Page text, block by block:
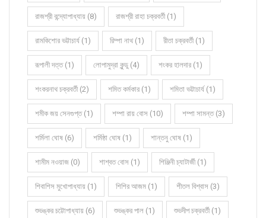
রাজশ্রী বন্দ্যোপাধ্যায় (8) রাজশ্রী রাহা চক্রবর্তী (1)
রামকিশোর ভট্টাচার্য (1) রিম্পা নাথ (1) রীতা চক্রবর্তী (1)
রূপালী দত্ত (1) লোপামুদ্রা কুন্ডু (4) শংকর হালদার (1)
শংকরনাথ চক্রবর্তী (2) শমিত কর্মকার (1) শমিতা ভট্টাচার্য (1)
শমীক জয় সেনগুপ্ত (1) শম্পা রায় বোস (10) শম্পা সামন্ত (3)
শর্মিলা ঘোষ (6) শর্মিষ্ঠা ঘোষ (1) শান্তনু ঘোষ (1)
শামীম নওয়াজ (0) শাশ্বত বোস (1) শিঞ্জিনী চ্যাটার্জী (1)
শিবাশিস মুখোপাধ্যায় (1) শিশির আজম (1) শীতল বিশ্বাস (3)
শুভঙ্কর চট্টোপাধ্যায় (6) শুভঙ্কর পাল (1) শুভদীপ চক্রবর্তী (1)